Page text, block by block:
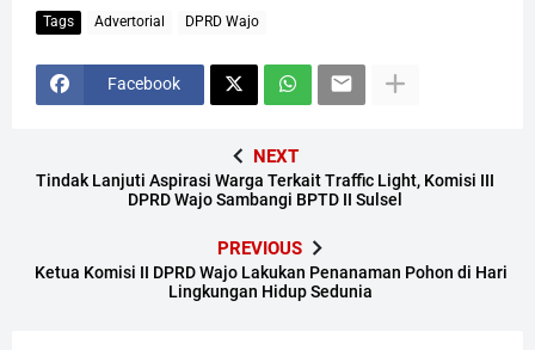
Tags Advertorial DPRD Wajo
Facebook
NEXT
Tindak Lanjuti Aspirasi Warga Terkait Traffic Light, Komisi III
DPRD Wajo Sambangi BPTD II Sulsel
PREVIOUS
Ketua Komisi II DPRD Wajo Lakukan Penanaman Pohon di Hari
Lingkungan Hidup Sedunia